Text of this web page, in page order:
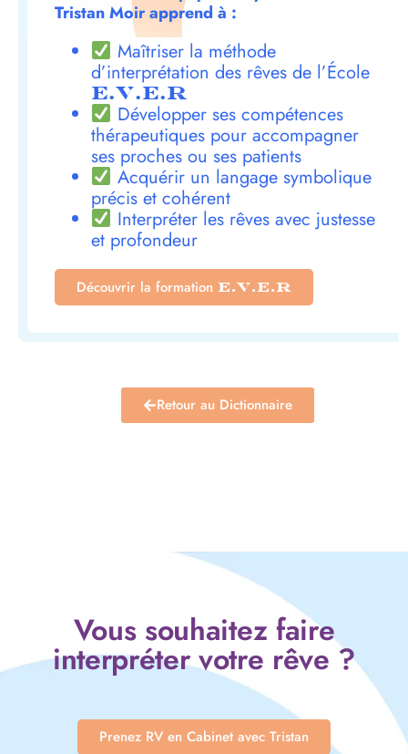
Tristan Moir apprend à :
Maîtriser la méthode
d’interprétation des rêves de l’École
E.V.E.R
Développer ses compétences
thérapeutiques pour accompagner
ses proches ou ses patients
Acquérir un langage symbolique
précis et cohérent
Interpréter les rêves avec justesse
et profondeur
Découvrir la formation E.V.E.R
Retour au Dictionnaire
Vous souhaitez faire
interpréter votre rêve ?
Prenez RV en Cabinet avec Tristan